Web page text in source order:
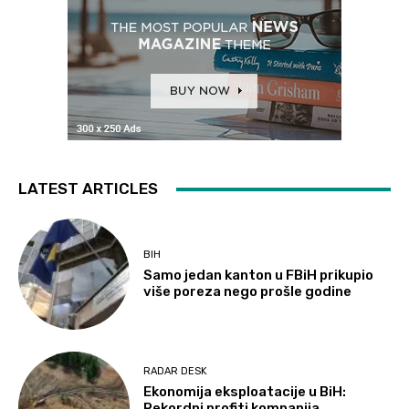
LATEST ARTICLES
BIH
Samo jedan kanton u FBiH prikupio
više poreza nego prošle godine
RADAR DESK
Ekonomija eksploatacije u BiH: